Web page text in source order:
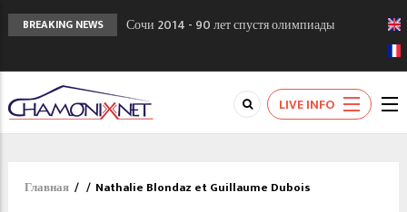
BREAKING NEWS
Сочи 2014 - 90 лет спустя олимпиады
Кол де Монте закрыт 11 января 2013
Chamonixporusski - Русское Шамони. Мы
вам поможем!
LIVE INFO
Главная / / Nathalie Blondaz et Guillaume Dubois